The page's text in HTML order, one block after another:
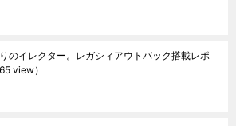
のイレクター。レガシィアウトバック搭載レポ
65 view）